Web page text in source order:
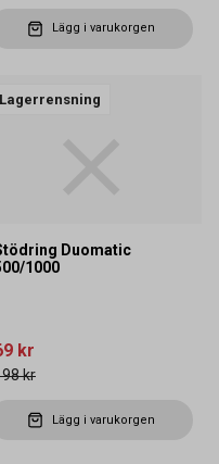
Lägg i varukorgen
Lagerrensning
Duomatic
1000
kr
kr
Lägg i varukorgen